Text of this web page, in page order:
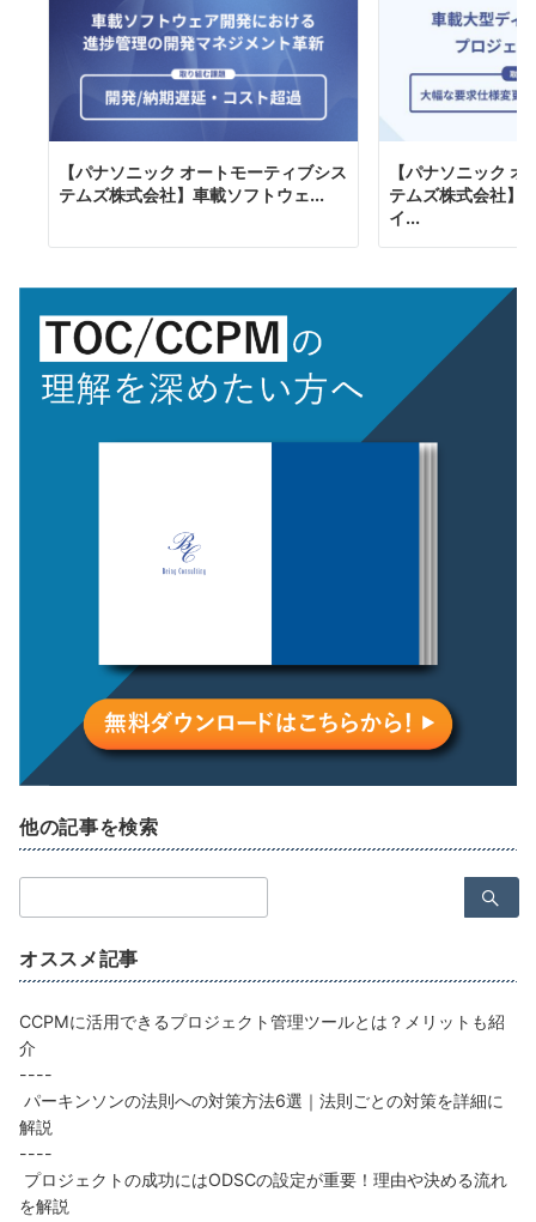
【パナソニック オートモーティブシス
テムズ株式会社】車載ソフトウェ...
【パナソニック
テムズ株式会社】
イ...
他の記事を検索
索：
オススメ記事
CCPMに活用できるプロジェクト管理ツールとは？メリットも紹
介
----
パーキンソンの法則への対策方法6選｜法則ごとの対策を詳細に
解説
----
プロジェクトの成功にはODSCの設定が重要！理由や決める流れ
を解説